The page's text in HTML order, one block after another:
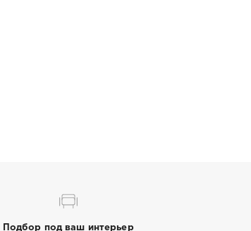
Подбор под ваш интерьер